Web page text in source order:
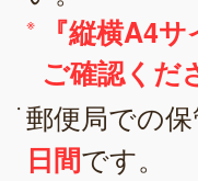
『縦横A4
ご確認くだ
郵便局での
日間です。